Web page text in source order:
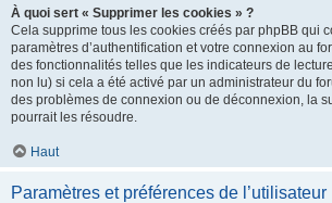
À quoi sert « Supprimer les cookies » ?
Cela supprime tous les cookies créés par phpBB qui
paramètres d’authentification et votre connexion au
des fonctionnalités telles que les indicateurs de
non lu) si cela a été activé par un administrateur du
des problèmes de connexion ou de déconnexion, la
pourrait les résoudre.
Haut
Paramètres et préférences de l’utilisateur